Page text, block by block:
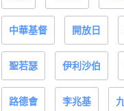
中華基督 開放日
聖若瑟 伊利沙伯
路德會 李兆基